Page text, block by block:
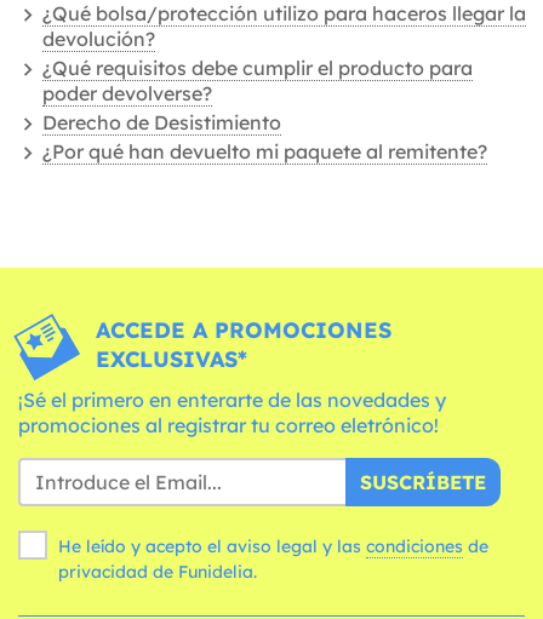
¿Qué bolsa/protección utilizo para haceros llegar la
devolución?
¿Qué requisitos debe cumplir el producto para
poder devolverse?
Derecho de Desistimiento
¿Por qué han devuelto mi paquete al remitente?
ACCEDE A PROMOCIONES
EXCLUSIVAS*
¡Sé el primero en enterarte de las novedades y
promociones al registrar tu correo eletrónico!
SUSCRÍBETE
He leído y acepto el aviso legal y las condiciones
privacidad de Funidelia.